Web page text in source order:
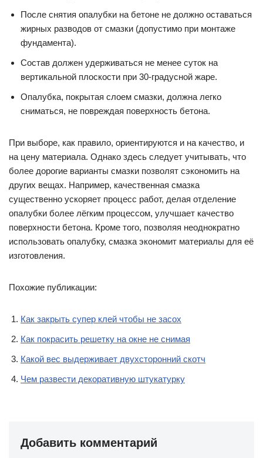
После снятия опалубки на бетоне не должно оставаться
жирных разводов от смазки (допустимо при монтаже
фундамента).
Состав должен удерживаться не менее суток на
вертикальной плоскости при 30-градусной жаре.
Опалубка, покрытая слоем смазки, должна легко
сниматься, не повреждая поверхность бетона.
При выборе, как правило, ориентируются и на качество, и
на цену материала. Однако здесь следует учитывать, что
более дорогие варианты смазки позволят сэкономить на
других вещах. Например, качественная смазка
существенно ускоряет процесс работ, делая отделение
опалубки более лёгким процессом, улучшает качество
поверхности бетона. Кроме того, позволяя неоднократно
использовать опалубку, смазка экономит материалы для её
изготовления.
Похожие публикации:
Как закрыть супер клей чтобы не засох
Как покрасить решетку на окне не снимая
Какой вес выдерживает двухсторонний скотч
Чем развести декоративную штукатурку
Добавить комментарий